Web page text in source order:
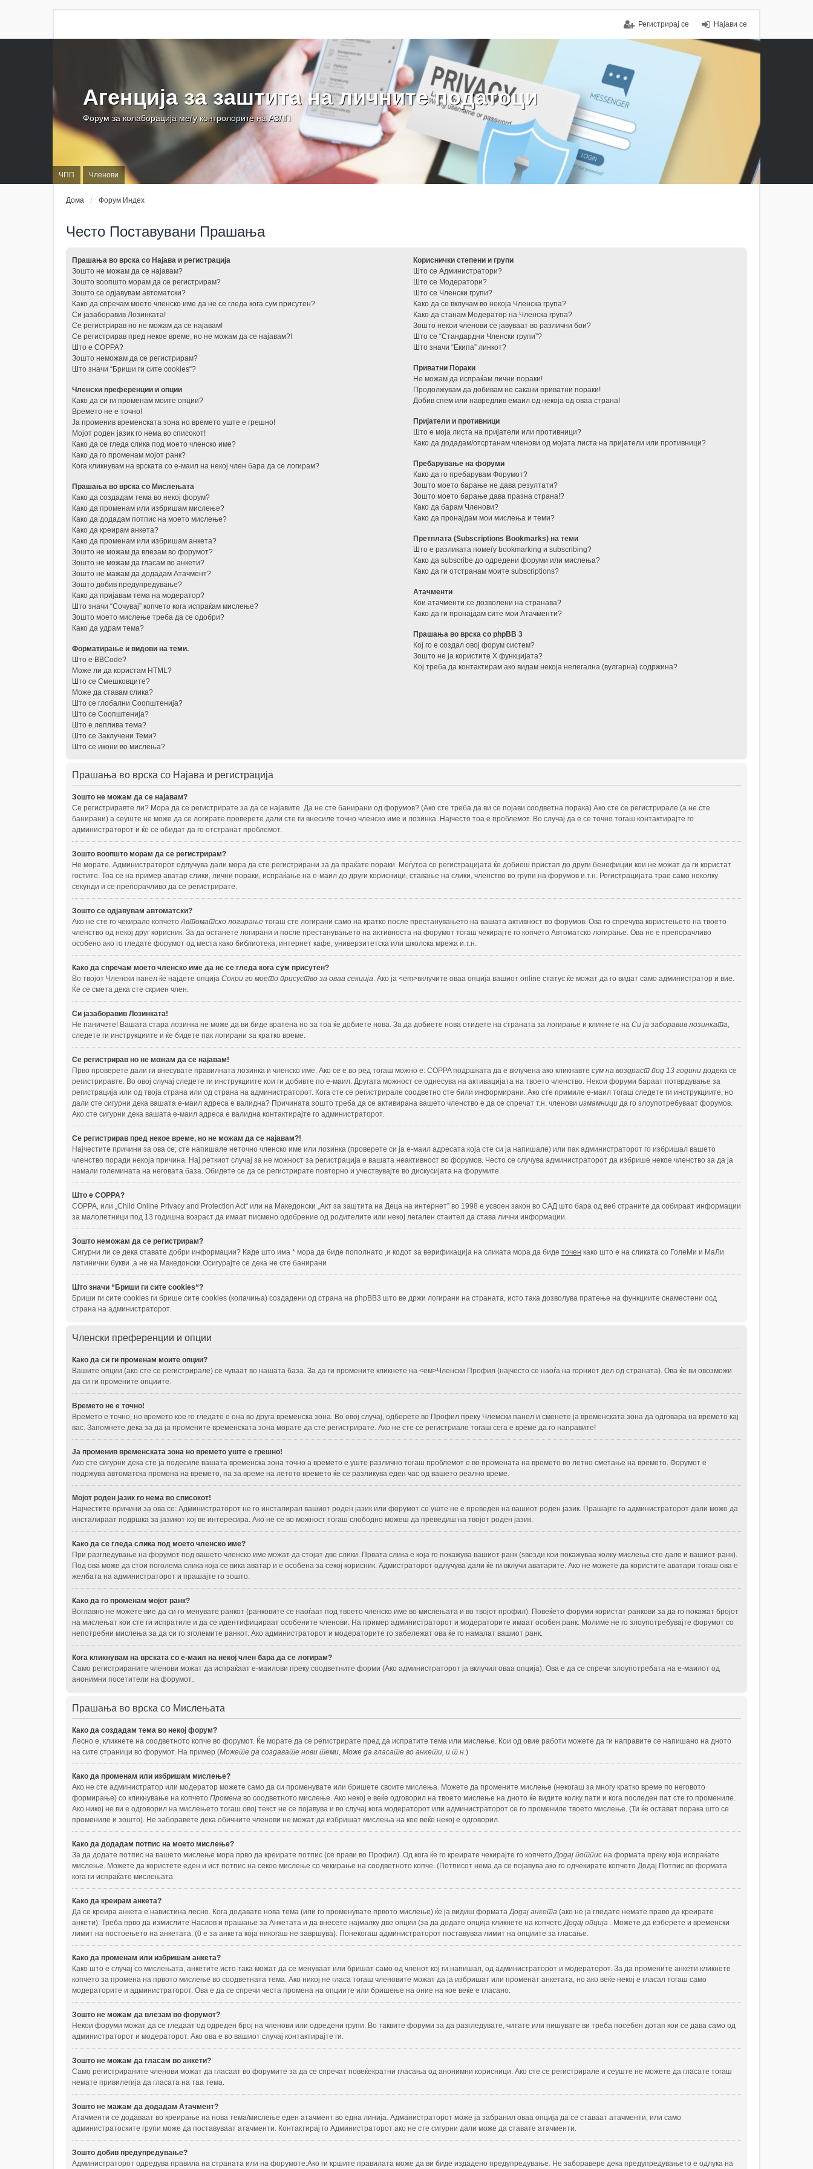
Најави се
Регистрирај се
ЧПП Членови
Агенција за заштита на личните податоци
Форум за колаборација меѓу контролорите на АЗЛП
Дома Форум Индех
Често Поставувани Прашања
Прашања во врска со Најава и регистрација
Зошто не можам да се најавам?
Зошто воопшто морам да се регистрирам?
Зошто се одјавувам автоматски?
Како да спречам моето членско име да не се гледа кога сум присутен?
Си јазаборавив Лозинката!
Се регистрирав но не можам да се најавам!
Се регистрирав пред некое време, но не можам да се најавам?!
Што е COPPA?
Зошто неможам да се регистрирам?
Што значи “Бриши ги сите cookies“?
Членски преференции и опции
Како да си ги променам моите опции?
Времето не е точно!
Ја променив временската зона но времето уште е грешно!
Мојот роден јазик го нема во списокот!
Како да се гледа слика под моето членско име?
Како да го променам мојот ранк?
Кога кликнувам на врската со е-маил на некој член бара да се логирам?
Прашања во врска со Мислењата
Како да создадам тема во некој форум?
Како да променам или избришам мислење?
Како да додадам потпис на моето мислење?
Како да креирам анкета?
Како да променам или избришам анкета?
Зошто не можам да влезам во форумот?
Зошто не можам да гласам во анкети?
Зошто не мажам да додадам Атачмент?
Зошто добив предупредување?
Како да пријавам тема на модератор?
Што значи “Сочувај” копчето кога испраќам мислење?
Зошто моето мислење треба да се одобри?
Како да удрам тема?
Форматирање и видови на теми.
Што е BBCode?
Може ли да користам HTML?
Што се Смешковците?
Може да ставам слика?
Што се глобални Соопштенија?
Што се Соопштенија?
Што е леплива тема?
Што се Заклучени Теми?
Што се икони во мислења?
Кориснички степени и групи
Што се Администратори?
Што се Модератори?
Што се Членски групи?
Како да се вклучам во некоја Членска група?
Како да станам Модератор на Членска група?
Зошто некои членови се јавуваат во различни бои?
Што се “Стандардни Членски групи”?
Што значи “Екипа” линкот?
Приватни Пораки
Не можам да испраќам лични пораки!
Продолжувам да добивам не сакани приватни пораки!
Добив спем или навредлив емаил од некоја од оваа страна!
Пријатели и противници
Што е моја листа на пријатели или противници?
Како да додадам/отсртанам членови од мојата листа на пријатели или противници?
Пребарување на форуми
Како да го пребарувам Форумот?
Зошто моето барање не дава резултати?
Зошто моето барање дава празна страна!?
Како да барам Членови?
Како да пронајдам мои мислења и теми?
Претплата (Subscriptions Bookmarks) на теми
Што е разликата помеѓу bookmarking и subscribing?
Како да subscribe до одредени форуми или мислења?
Како да ги отстранам моите subscriptions?
Атачменти
Кои атачменти се дозволени на странава?
Како да ги пронајдам сите мои Атачменти?
Прашања во врска со phpBB 3
Кој го е создал овој форум систем?
Зошто не ја користите X функцијата?
Kој треба да контактирам ако видам некоја нелегална (вулгарна) содржина?
Прашања во врска со Најава и регистрација
Зошто не можам да се најавам?
Се регистриравте ли? Мора да се регистрирате за да се најавите. Да не сте банирани од форумов? (Ако сте треба да ви се појави соодветна порака) Ако сте се регистрирале (а не сте
банирани) а сеуште не може да се логирате проверете дали сте ги внесиле точно членско име и лозинка. Најчесто тоа е проблемот. Во случај да е се точно тогаш контактирајте го
администраторот и ќе се обидат да го отстранат проблемот.
Зошто воопшто морам да се регистрирам?
Не морате. Администраторот одлучува дали мора да сте регистрирани за да праќате пораки. Меѓутоа со регистрацијата ќе добиеш пристап до други бенефиции кои не можат да ги користат
гостите. Тоа се на пример аватар слики, лични пораки, испраќање на е-маил до други корисници, ставање на слики, членство во групи на форумов и.т.н. Регистрацијата трае само неколку
секунди и се препорачливо да се регистрирате.
Зошто се одјавувам автоматски?
Ако не сте го чекирале копчетоАвтоматско логирање тогаш сте логирани само на кратко после престанувањето на вашата активност во форумов. Ова го спречува користењето на твоето
членство од некој друг корисник. За да останете логирани и после престанувањето на активноста на форумот тогаш чекирајте го копчето Автоматско логирање. Ова не е препорачливо
особено ако го гледате форумот од места како библиотека, интернет кафе, универзитетска или школска мрежа и.т.н.
Како да спречам моето членско име да не се гледа кога сум присутен?
Во твојот Членски панел ќе најдете опција Сокри го моето присуство за оваа секција. Ако ја <еm>вклучите оваа опција вашиот online статус ќе можат да го видат само администратор и вие.
Ќе се смета дека сте скриен член.
Си јазаборавив Лозинката!
Не паничете! Вашата стара лозинка не може да ви биде вратена но за тоа ќе добиете нова. За да добиете нова отидете на страната за логирање и кликнете на Си ја заборавив лозинката,
следете ги инструкциите и ќе бидете пак логирани за кратко време.
Се регистрирав но не можам да се најавам!
Прво проверете дали ги внесувате правилната лозинка и членско име. Ако се е во ред тогаш можно е: COPPA подршката да е вклучена ако кликнавте сум на воздраст под 13 години додека се
регистриравте. Во овој случај следете ги инструкциите кои ги добивте по е-маил. Другата можност се однесува на активацијата на твоето членство. Некои форуми бараат потврдување за
регистрација или од твоја страна или од страна на администраторот. Кога сте се регистрирале соодветно сте били информирани. Ако сте примиле е-маил тогаш следете ги инструкциите, но
дали сте сигурни дека вашата е-маил адреса е валидна? Причината зошто треба да се активирана вашето членство е да се спречат т.н. членови измамници да го злоупотребуваат форумов.
Ако сте сигурни дека вашата е-маил адреса е валидна контактирајте го администраторот.
Се регистрирав пред некое време, но не можам да се најавам?!
Најчестите причини за ова се; сте напишале неточно членско име или лозинка (проверете си ја е-маил адресата која сте си ја напишале) или пак администраторот го избришал вашето
членство поради некоја причина. Нај реткиот случај за не можност за регистрација е вашата неактивност во форумов. Често се случува администраторот да избрише некое членство за да ја
намали големината на неговата база. Обидете се да се регистрирате повторно и учествувајте во дискусијата на форумите.
Што е COPPA?
COPPA, или „Child Online Privacy and Protection Act“ или на Македонски „Акт за заштита на Деца на интернет” во 1998 е усвоен закон во САД што бара од веб страните да собираат информации
за малолетници под 13 годишна возраст да имаат писмено одобрение од родителите или некој легален стаител да става лични информации.
Зошто неможам да се регистрирам?
Сигурни ли се дека ставате добри информации? Каде што има * мора да биде пополнато ,и кодот за верификација на сликата мора да биде точен како што е на сликата со ГолеМи и МаЛи
латинични букви ,а не на Македонски.Осигурајте се дека не сте банирани
Што значи “Бриши ги сите cookies“?
Бриши ги сите cookies ги брише сите cookies (колачиња) создадени од страна на phpBB3 што ве држи логирани на страната, исто така дозволува пратење на функциите снаместени осд
страна на администраторот.
Членски преференции и опции
Како да си ги променам моите опции?
Вашите опции (ако сте се регистрирале) се чуваат во нашата база. За да ги промените кликнете на <ем>Членски Профил (најчесто се наоѓа на горниот дел од страната). Ова ќе ви овозможи
да си ги промените опциите.
Времето не е точно!
Времето е точно, но времето кое го гледате е она во друга временска зона. Во овој случај, одберете во Профил преку Члемски панел и сменете ја временската зона да одговара на времето кај
вас. Запомнете дека за да ја промените временската зона морате да сте регистрирате. Ако не сте се регистриале тогаш сега е време да го направите!
Ја променив временската зона но времето уште е грешно!
Ако сте сигурни дека сте ја подесиле вашата временска зона точно а времето е уште различно тогаш проблемот е во промената на времето во летно сметање на времето. Форумот е
подржува автоматска промена на времето, па за време на летото времето ќе се разликува еден час од вашето реално време.
Мојот роден јазик го нема во списокот!
Најчестите причини за ова се: Администраторот не го инсталирал вашиот роден јазик или форумот се уште не е преведен на вашиот роден јазик. Прашајте го администраторот дали може да
инсталираат подршка за јазикот кој ве интересира. Ако не се во можност тогаш слободно можеш да преведиш на твојот роден јазик.
Како да се гледа слика под моето членско име?
При разгледување на форумот под вашето членско име можат да стојат две слики. Првата слика е која го покажува вашиот ранк (ѕвезди кои покажуваа колку мислења сте дале и вашиот ранк).
Под ова може да стои поголема слика која се вика аватар и е особена за секој корисник. Адмистраторот одлучува дали ќе ги вклучи аватарите. Ако не можете да користите аватари тогаш ова е
желбата на администраторот и прашајте го зошто.
Како да го променам мојот ранк?
Воглавно не можете вие да си го менувате ранкот (ранковите се наоѓаат под твоето членско име во мислењата и во твојот профил). Повеќето форуми користат ранкови за да го покажат бројот
на мислењат кои сте ги испратиле и да се идентифицираат особените членови. На пример администраторот и модераторите имаат особен ранк. Молиме не го злоупотребувајте форумот со
непотребни мислења за да си го зголемите ранкот. Ако администраторот и модераторите го забележат ова ќе го намалат вашиот ранк.
Кога кликнувам на врската со е-маил на некој член бара да се логирам?
Само регистрираните членови можат да испраќаат е-маилови преку соодветните форми (Ако администраторот ја вклучил оваа опција). Ова е да се спречи злоупотребата на е-маилот од
анонимни посетители на форумот..
Прашања во врска со Мислењата
Како да создадам тема во некој форум?
Лесно е, кликнете на соодветното копче во форумот. Ќе морате да се регистрирате пред да испратите тема или мислење. Кои од овие работи можете да ги направите се напишано на дното
на сите страници во форумот. На пример (Можете да создавате нови теми, Може да гласате во анкети, и.т.н.)
Како да променам или избришам мислење?
Ако не сте администратор или модератор можете само да си променувате или бришете своите мислења. Можете да промените мислење (некогаш за многу кратко време по неговото
формирање) со кликнување на копчето Промена во соодветното мислење. Ако некој е веќе одговорил на твоето мислење на дното ќе видите колку пати и кога последен пат сте го промениле.
Ако никој не ви е одговорил на мислењето тогаш овој текст не се појавува и во случај кога модераторот или администраторот се го промениле твоето мислење. (Ти ќе остават порака што се
промениле и зошто). Не заборавете дека обичните членови не можат да избришат мислења на кое веќе некој е одговорил.
Како да додадам потпис на моето мислење?
За да додате потпис на вашето мислење мора прво да креирате потпис (се прави во Профил). Од кога ќе го креирате чекирајте го копчетоДодај потпис на формата преку која испраќате
мислење. Можете да користете еден и ист потпис на секое мислење со чекирање на соодветното копче. (Потписот нема да се појавува ако го одчекирате копчето Додај Потпис во формата
кога ги испраќате мислењата.
Како да креирам анкета?
Да се креира анкета е навистина лесно. Кога додавате нова тема (или го променувате првото мислење) ќе ја видиш форматаДодај анкета (ако не ја гледате немате право да креирате
анкети). Треба прво да измислите Наслов и прашање за Анкетата и да внесете најмалку две опции (за да додате опција кликнете на копчетоДодај опција . Можете да изберете и временски
лимит на постоењето на анкетата. (0 е за анкета која никогаш не завршува). Понекогаш администраторот поставуваа лимит на опциите за гласање.
Како да променам или избришам анкета?
Како што е случај со мислењата, анкетите исто така можат да се менуваат или бришат само од членот кој ги напишал, од администраторот и модераторот. За да промените анкети кликнете
копчето за промена на првото мислење во соодветната тема. Ако никој не гласа тогаш членовите можат да ја избришат или променат анкетата, но ако веќе некој е гласал тогаш само
модераторите и администраторот. Ова е да се спречи честа промена на опциите или бришење на оние на кое веќе е гласано.
Зошто не можам да влезам во форумот?
Некои форуми можат да се гледаат од одреден број на членови или одредени групи. Во таквите форуми за да разгледувате, читате или пишувате ви треба посебен дотап кои се дава само од
администраторот и модераторот. Ако ова е во вашиот случај контактирајте ги.
Зошто не можам да гласам во анкети?
Само регистрираните членови можат да гласаат во форумите за да се спречат повеќекратни гласања од анонимни корисници. Ако сте се регистрирале и сеуште не можете да гласате тогаш
немате привилегија да гласата на таа тема.
Зошто не мажам да додадам Атачмент?
Атачменти се додаваат во креирање на нова тема/мислење еден атачмент во една линија. Адманистраторот може ја забранил оваа опција да се ставаат атачменти, или само
администратоските групи може да поставуваат атачменти. Контактирај го Администраторот ако не сте сигурни дали може да ставате атачменти.
Зошто добив предупредување?
Администраторот одредува правила на страната или на форумотe.Ако ги кршите правилата може да ви биде издадено предупредување. Не заборавере дека предупредувањето е одлука на